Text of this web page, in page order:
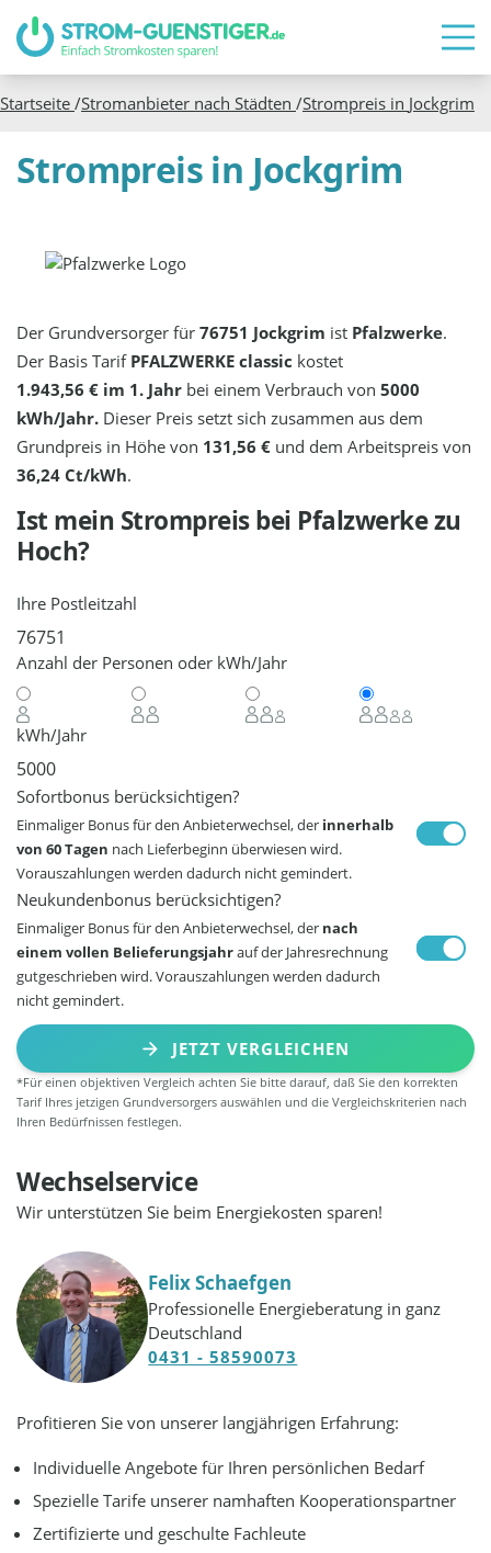
Startseite /Stromanbieter nach Städten /Strompreis in Jockgrim
Strompreis in Jockgrim
Der Grundversorger für76751 Jockgrim ist Pfalzwerke.
Der Basis Tarif PFALZWERKE classic kostet
1.943,56 € im 1. Jahr bei einem Verbrauch von5000
kWh/Jahr. Dieser Preis setzt sich zusammen aus dem
Grundpreis in Höhe von 131,56 € und dem Arbeitspreis von
36,24 Ct/kWh.
Ist mein Strompreis bei Pfalzwerkezu
Hoch?
Ihre Postleitzahl
Anzahl der Personen oder kWh/Jahr
kWh/Jahr
Sofortbonus berücksichtigen?
Einmaliger Bonus für den Anbieterwechsel, der innerhalb
von 60 Tagen nach Lieferbeginn überwiesen wird.
Vorauszahlungen werden dadurch nicht gemindert.
Neukundenbonus berücksichtigen?
Einmaliger Bonus für den Anbieterwechsel, der nach
einem vollen Belieferungsjahrauf der Jahresrechnung
gutgeschrieben wird. Vorauszahlungen werden dadurch
nicht gemindert.
JETZT VERGLEICHEN
*Für einen objektiven Vergleich achten Sie bitte darauf, daß Sie den korrekten
Tarif Ihres jetzigen Grundversorgers auswählen und die Vergleichskriterien nach
Ihren Bedürfnissen festlegen.
Wechselservice
Wir unterstützen Sie beim Energiekosten sparen!
Felix Schaefgen
Professionelle Energieberatung in ganz
Deutschland
0431 - 58590073
Profitieren Sie von unserer langjährigen Erfahrung:
Individuelle Angebote für Ihren persönlichen Bedarf
Spezielle Tarife unserer namhaften Kooperationspartner
Zertifizierte und geschulte Fachleute